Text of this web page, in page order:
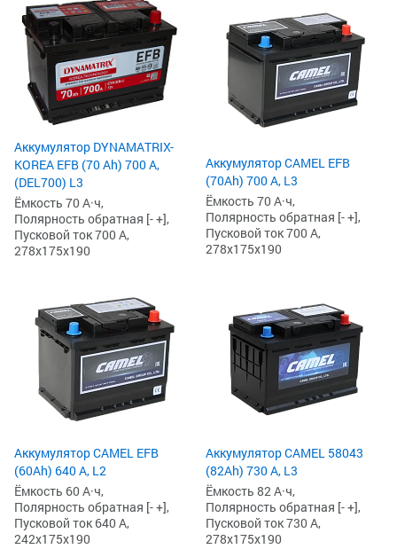
Аккумулятор DYNAMATRIX-
KOREA EFB (70 Ah) 700 А,
(DEL700) L3
Ёмкость 70 А·ч,
Полярность обратная [- +],
Пусковой ток 700 А,
278x175x190
Аккумулятор CAMEL EFB
(70Ah) 700 А, L3
Ёмкость 70 А·ч,
Полярность обратная [- +],
Пусковой ток 700 А,
278x175x190
Аккумулятор CAMEL EFB
(60Ah) 640 А, L2
Ёмкость 60 А·ч,
Полярность обратная [- +],
Пусковой ток 640 А,
242x175x190
Аккумулятор CAMEL 58043
(82Ah) 730 А, L3
Ёмкость 82 А·ч,
Полярность обратная [- +],
Пусковой ток 730 А,
278x175x190